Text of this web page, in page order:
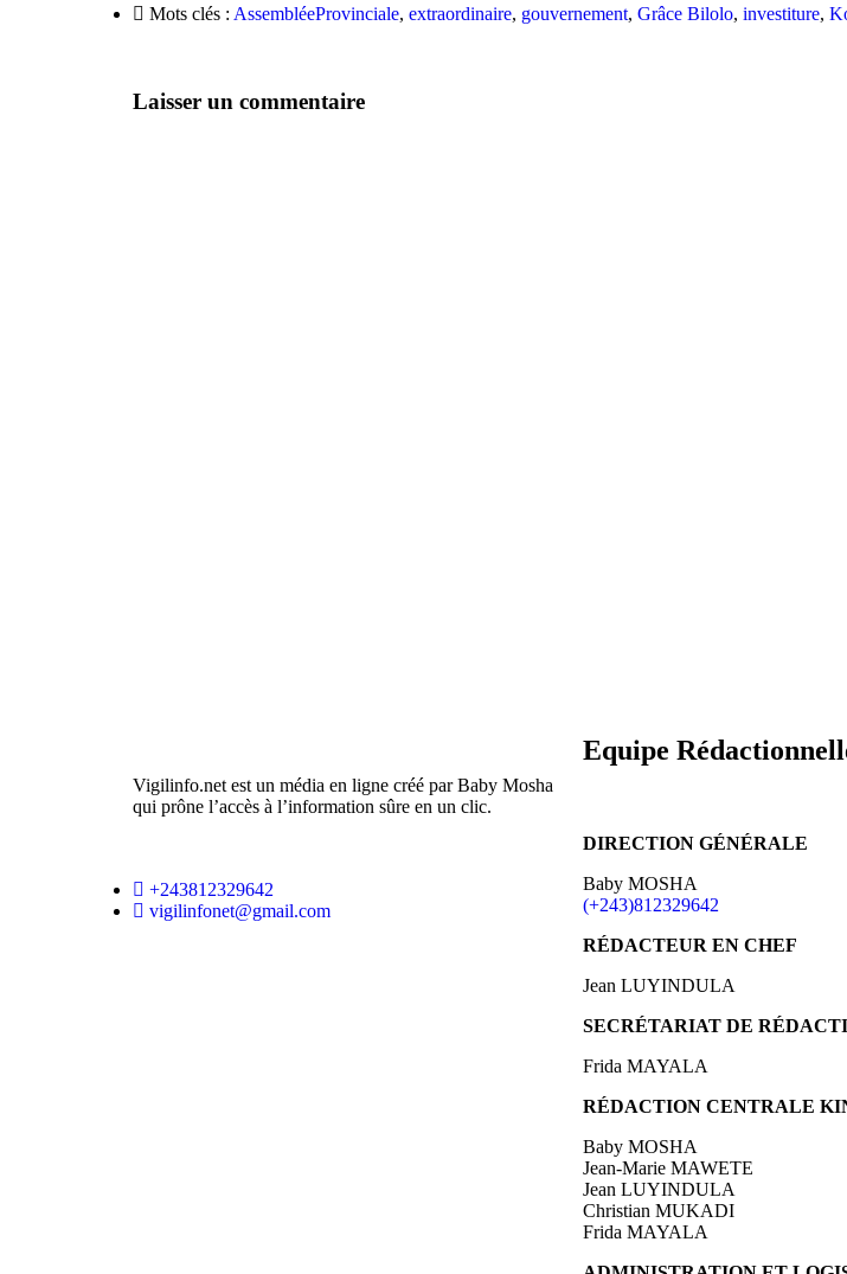
Mots clés : AssembléeProvinciale, extraordinaire, gouvernement, Grâce Bilolo, investiture,
Laisser un commentaire
Vigilinfo.net est un média en ligne créé par Baby Mosha
qui prône l’accès à l’information sûre en un clic.
+243812329642
vigilinfonet@gmail.com
Equipe
DIRECTION GÉNÉRALE
Baby MOSHA
(+243)812329642
RÉDACTEUR EN CHEF
Jean LUYINDULA
SECRÉTARIAT DE
Frida MAYALA
RÉDACTION CENTRALE
Baby MOSHA
Jean-Marie MAWETE
Jean LUYINDULA
Christian MUKADI
Frida MAYALA